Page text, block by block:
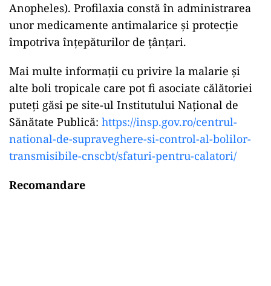
Anopheles). Profilaxia constă în administrarea
unor medicamente antimalarice și protecție
împotriva înțepăturilor de țânțari.
Mai multe informații cu privire la malarie și
alte boli tropicale care pot fi asociate călătoriei
puteți găsi pe site-ul Institutului Național de
Sănătate Publică: https://insp.gov.ro/centrul-
national-de-supraveghere-si-control-al-bolilor-
transmisibile-cnscbt/sfaturi-pentru-calatori/
Recomandare